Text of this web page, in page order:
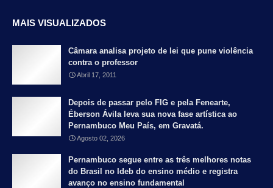
MAIS VISUALIZADOS
Câmara analisa projeto de lei que pune violência
contra o professor
Abril 17, 2011
Depois de passar pelo FIG e pela Fenearte,
Éberson Ávila leva sua nova fase artística ao
Pernambuco Meu País, em Gravatá.
Agosto 02, 2026
Pernambuco segue entre as três melhores notas
do Brasil no Ideb do ensino médio e registra
avanço no ensino fundamental